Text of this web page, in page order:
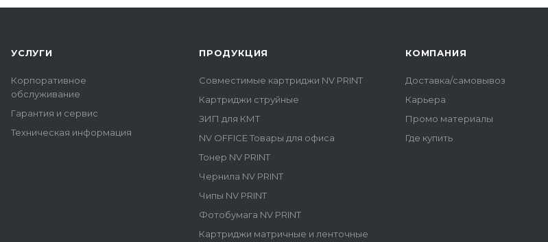
УСЛУГИ
Корпоративное
обслуживание
Гарантия и сервис
Техническая информация
ПРОДУКЦИЯ
Совместимые картриджи NV PRINT
Картриджи струйные
ЗИП для КМТ
NV OFFICE Товары для офиса
Тонер NV PRINT
Чернила NV PRINT
Чипы NV PRINT
Фотобумага NV PRINT
Картриджи матричные и ленточные
КОМПАНИЯ
Доставка/самовывоз
Карьера
Промо материалы
Где купить